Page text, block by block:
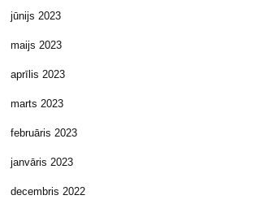
jūnijs 2023
maijs 2023
aprīlis 2023
marts 2023
februāris 2023
janvāris 2023
decembris 2022